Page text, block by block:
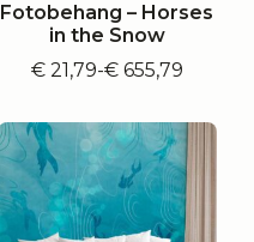
Fotobehang – Horses
in the Snow
€21,79-€655,79
Prijsklasse:
tot
€ 655,79